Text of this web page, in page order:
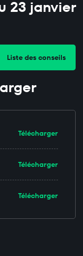
23 janvier
Liste des conseils
Télécharger
Télécharger
Télécharger